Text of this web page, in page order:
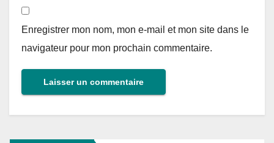
Enregistrer mon nom, mon e-mail et mon site dans le
navigateur pour mon prochain commentaire.